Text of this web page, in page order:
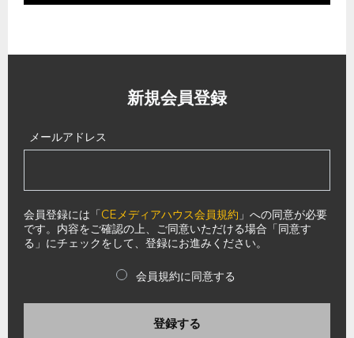
新規会員登録
メールアドレス
会員登録には「CEメディアハウス会員規約 」への同意が必要
です。内容をご確認の上、ご同意いただける場合「同意す
る」にチェックをして、登録にお進みください。
会員規約に同意する
登録する